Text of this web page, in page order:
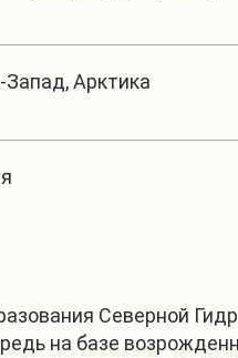
Запад, Арктика
Северной
на базе